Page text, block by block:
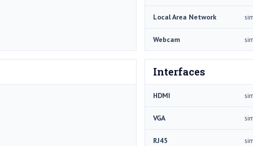
Local Area Network
Webcam
Interfaces
HDMI
VGA
RJ45